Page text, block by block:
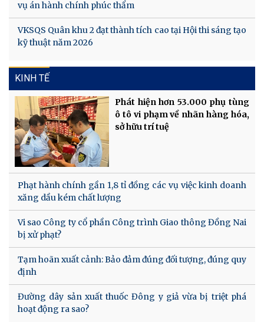
vụ án hành chính phúc thẩm
VKSQS Quân khu 2 đạt thành tích cao tại Hội thi sáng tạo
kỹ thuật năm 2026
KINH TẾ
Phát hiện hơn 53.000 phụ tùng
ô tô vi phạm về nhãn hàng hóa,
sở hữu trí tuệ
Phạt hành chính gần 1,8 tỉ đồng các vụ việc kinh doanh
xăng dầu kém chất lượng
Vi sao Công ty cổ phần Công trình Giao thông Đồng Nai
bị xử phạt?
Tạm hoãn xuất cảnh: Bảo đảm đúng đối tượng, đúng quy
định
Đường dây sản xuất thuốc Đông y giả vừa bị triệt phá
hoạt động ra sao?